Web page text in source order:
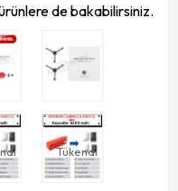
de bakabilirsiniz.
Tükendi